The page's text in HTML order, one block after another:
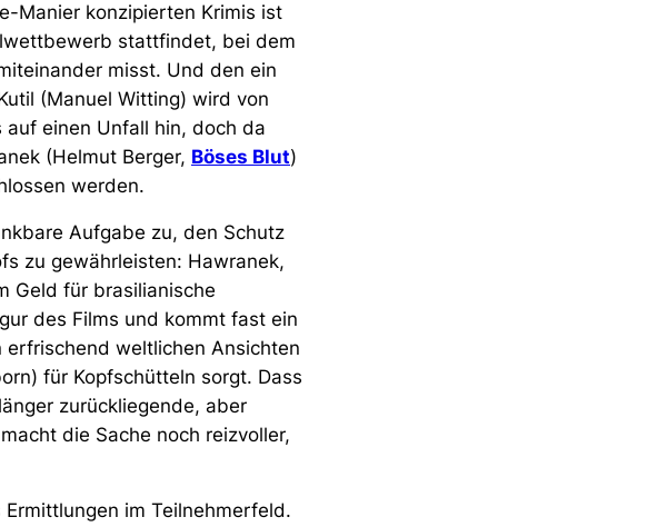
Manier konzipierten Krimis ist
stattfindet, bei dem
misst. Und den ein
(Manuel Witting) wird von
einen Unfall hin, doch da
(Helmut Berger, Böses Blut)
werden.
Aufgabe zu, den Schutz
zu gewährleisten: Hawranek,
Geld für brasilianische
des Films und kommt fast ein
weltlichen Ansichten
für Kopfschütteln sorgt. Dass
zurückliegende, aber
die Sache noch reizvoller,
im Teilnehmerfeld.